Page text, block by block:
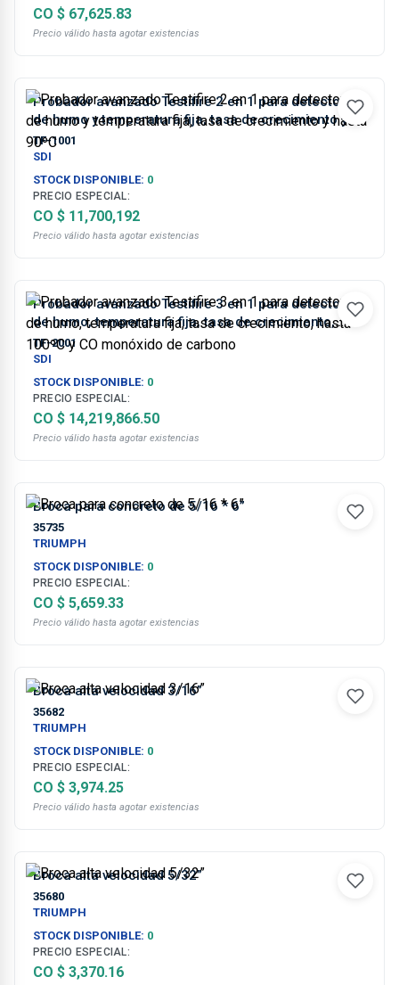
CO $ 67,625.83
Precio válido hasta agotar existencias
Probador avanzado Testifire 2 en 1 para detectores
de humo y temperatura fija, tasa de crecimiento y
hasta 90ºC
TF-1001
SDI
STOCK DISPONIBLE: 0
PRECIO ESPECIAL:
CO $ 11,700,192
Precio válido hasta agotar existencias
Probador avanzado Testifire 3 en 1 para detectores
de humo, temperatura fija, tasa de crecimiento,
hasta 100ºC y CO monóxido de carbono
TF-2001
SDI
STOCK DISPONIBLE: 0
PRECIO ESPECIAL:
CO $ 14,219,866.50
Precio válido hasta agotar existencias
Broca para concreto de 5/16 * 6”
35735
TRIUMPH
STOCK DISPONIBLE: 0
PRECIO ESPECIAL:
CO $ 5,659.33
Precio válido hasta agotar existencias
Broca alta velocidad 3/16”
35682
TRIUMPH
STOCK DISPONIBLE: 0
PRECIO ESPECIAL:
CO $ 3,974.25
Precio válido hasta agotar existencias
Broca alta velocidad 5/32”
35680
TRIUMPH
STOCK DISPONIBLE: 0
PRECIO ESPECIAL:
CO $ 3,370.16